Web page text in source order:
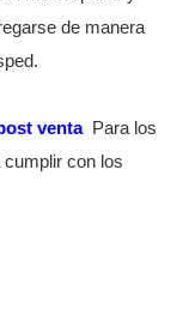
de manera
venta Para los
cumplir con los